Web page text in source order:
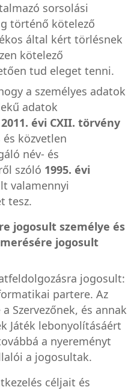
sorsolási
történő kötelező
által kért törlésnek
kötelező
tud eleget tenni.
a személyes adatok
adatok
2011. évi CXII. törvény
közvetlen
név- és
szóló 1995. évi
valamennyi
tesz.
jogosult személye és
jogosult
jogosult:
partere. Az
Szervezőnek, és annak
Játék lebonyolításáért
a nyereményt
a jogosultak.
céljait és